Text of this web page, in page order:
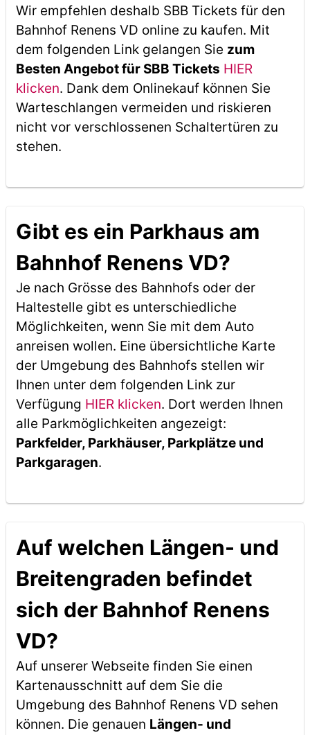
Wir empfehlen deshalb SBB Tickets für den
Bahnhof Renens VD online zu kaufen. Mit
dem folgenden Link gelangen Sie zum
Besten Angebot für SBB Tickets HIER
klicken. Dank dem Onlinekauf können Sie
Warteschlangen vermeiden und riskieren
nicht vor verschlossenen Schaltertüren zu
stehen.
Gibt es ein Parkhaus am
Bahnhof Renens VD?
Je nach Grösse des Bahnhofs oder der
Haltestelle gibt es unterschiedliche
Möglichkeiten, wenn Sie mit dem Auto
anreisen wollen. Eine übersichtliche Karte
der Umgebung des Bahnhofs stellen wir
Ihnen unter dem folgenden Link zur
Verfügung HIER klicken. Dort werden Ihnen
alle Parkmöglichkeiten angezeigt:
Parkfelder, Parkhäuser, Parkplätze und
Parkgaragen.
Auf welchen Längen- und
Breitengraden befindet
sich der Bahnhof Renens
VD?
Auf unserer Webseite finden Sie einen
Kartenausschnitt auf dem Sie die
Umgebung des Bahnhof Renens VD sehen
können. Die genauen Längen- und